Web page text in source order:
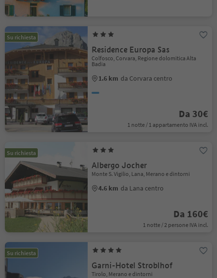
Su richiesta
Residence Europa Sas
Colfosco, Corvara, Regione dolomitica Alta
Badia
1.6 km da Corvara centro
Da 30€
1 notte / 1 appartamento IVA incl.
Su richiesta
Albergo Jocher
Monte S. Vigilio, Lana, Merano e dintorni
4.6 km da Lana centro
Da 160€
1 notte / 2 persone IVA incl.
Su richiesta
Garni-Hotel Stroblhof
Tirolo, Merano e dintorni